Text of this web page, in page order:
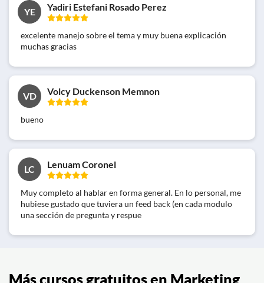
YE Yadiri Estefani Rosado Perez
excelente manejo sobre el tema y muy buena explicación
muchas gracias
VD Volcy Duckenson Memnon
bueno
LC Lenuam Coronel
Muy completo al hablar en forma general. En lo personal, me
hubiese gustado que tuviera un feed back (en cada modulo
una sección de pregunta y respue
Más cursos gratuitos en Marketing